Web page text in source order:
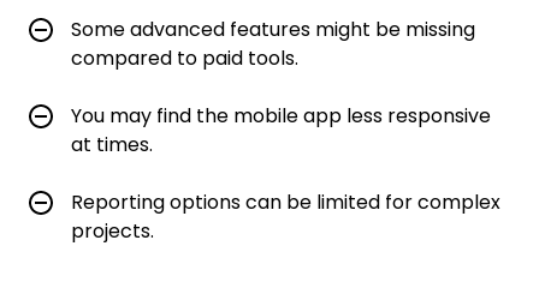
Some advanced features might be missing
compared to paid tools.
You may find the mobile app less responsive
at times.
Reporting options can be limited for complex
projects.